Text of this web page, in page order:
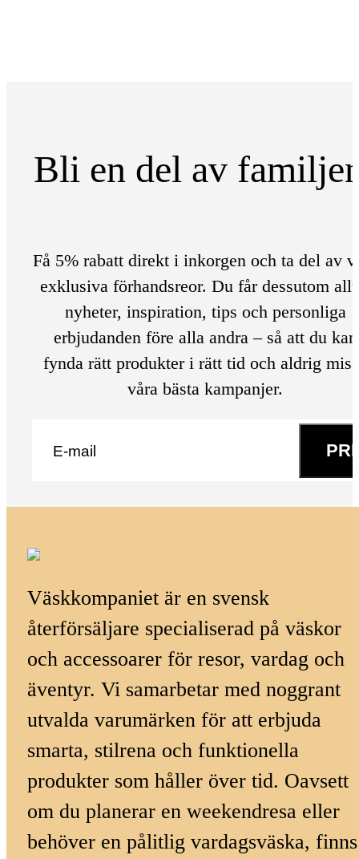
Bli en del av
Få 5% rabatt direkt i inkorgen och ta del av
exklusiva förhandsreor. Du får dessutom
nyheter, inspiration, tips och personliga
erbjudanden före alla andra – så att du kan
fynda rätt produkter i rätt tid och aldrig
våra bästa kampanjer.
Väskkompaniet är en svensk
återförsäljare specialiserad på väskor
och accessoarer för resor, vardag och
äventyr. Vi samarbetar med noggrant
utvalda varumärken för att erbjuda
smarta, stilrena och funktionella
produkter som håller över tid. Oavsett
om du planerar en weekendresa eller
behöver en pålitlig vardagsväska, finns